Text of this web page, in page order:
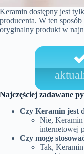
Keramin dostępny jest
producenta. W ten
oryginalny produkt w
Najczęściej zadawane
Czy Keramin jest
Nie, Keramin
internetowej
Czy mogę
Tak,